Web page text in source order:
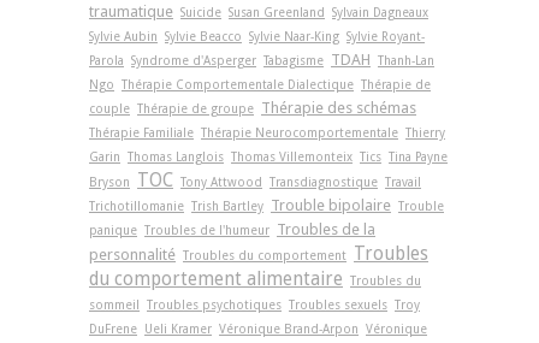
traumatique Suicide Susan Greenland Sylvain Dagneaux
Sylvie Aubin Sylvie Beacco Sylvie Naar-King Sylvie Royant-
Parola Syndrome d'Asperger Tabagisme TDAH Thanh-Lan
Ngo Thérapie Comportementale Dialectique Thérapie de
couple Thérapie de groupe Thérapie des schémas
Thérapie Familiale Thérapie Neurocomportementale Thierry
Garin Thomas Langlois Thomas Villemonteix Tics Tina Payne
Bryson
TOC Tony Attwood Transdiagnostique Travail
Trichotillomanie Trish Bartley Trouble bipolaire Trouble
panique Troubles de l'humeur Troubles de la
personnalité Troubles du comportement Troubles
du comportement alimentaire Troubles du
sommeil Troubles psychotiques Troubles sexuels Troy
DuFrene Ueli Kramer Véronique Brand-Arpon Véronique